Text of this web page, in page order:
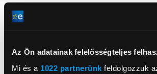
Az Ön adatainak felelősségteljes
Mi és a 1022 partnerünk feldolgozzuk